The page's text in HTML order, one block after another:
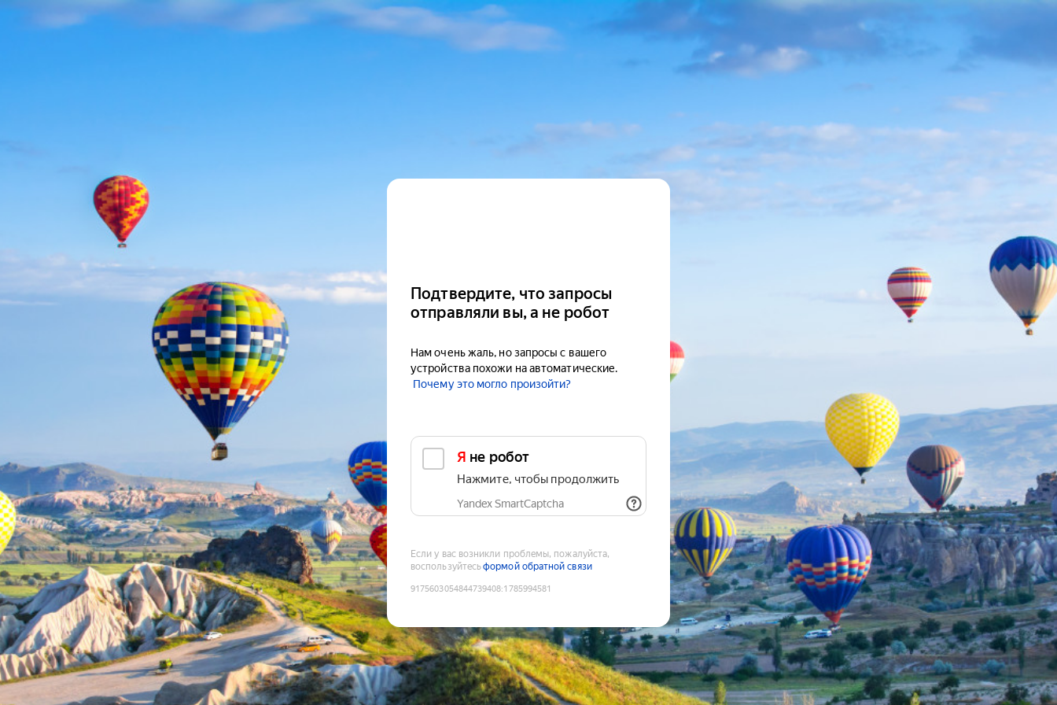
Подтвердите, что запросы
отправляли вы, а не робот
Нам очень жаль, но запросы с вашего
устройства похожи на автоматические.
Почему это могло произойти?
Я не робот
Нажмите, чтобы продолжить
Yandex SmartCaptcha
Если у вас возникли проблемы, пожалуйста,
воспользуйтесьформой обратной связи
9175603054844739408:1785994581